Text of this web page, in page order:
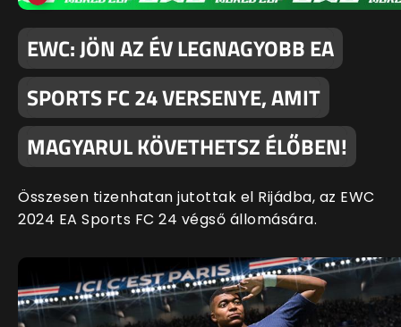
EWC: JÖN AZ ÉV LEGNAGYOBB EA
SPORTS FC 24 VERSENYE, AMIT
MAGYARUL KÖVETHETSZ ÉLŐBEN!
Összesen tizenhatan jutottak el Rijádba, az EWC
2024 EA Sports FC 24 végső állomására.